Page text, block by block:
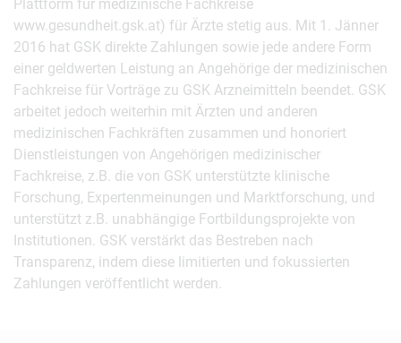
Plattform für medizinische Fachkreise
www.gesundheit.gsk.at) für Ärzte stetig aus. Mit 1. Jänner
2016 hat GSK direkte Zahlungen sowie jede andere Form
einer geldwerten Leistung an Angehörige der medizinischen
Fachkreise für Vorträge zu GSK Arzneimitteln beendet. GSK
arbeitet jedoch weiterhin mit Ärzten und anderen
medizinischen Fachkräften zusammen und honoriert
Dienstleistungen von Angehörigen medizinischer
Fachkreise, z.B. die von GSK unterstützte klinische
Forschung, Expertenmeinungen und Marktforschung, und
unterstützt z.B. unabhängige Fortbildungsprojekte von
Institutionen. GSK verstärkt das Bestreben nach
Transparenz, indem diese limitierten und fokussierten
Zahlungen veröffentlicht werden.